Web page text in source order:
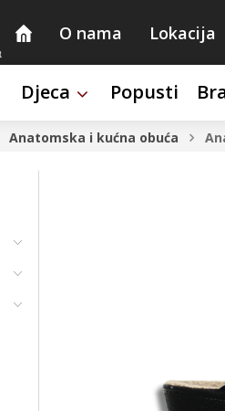
O nama Lokacija
Djeca Popusti
Anatomska i kućna obuća